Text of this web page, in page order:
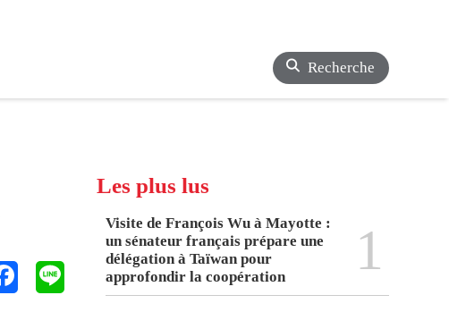
Recherche
Les plus lus
Visite de François Wu à Mayotte :
un sénateur français prépare une
délégation à Taïwan pour
approfondir la coopération
1